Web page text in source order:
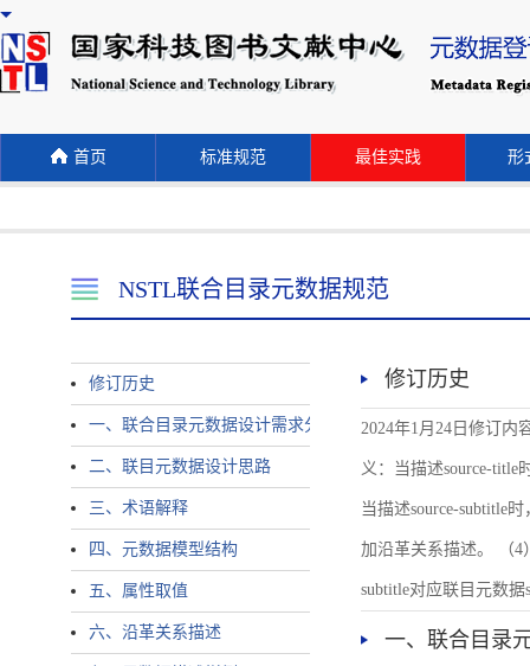
首页 标准规范 最佳实践 形
NSTL联合目录元数据规范
修订历史
一、联合目录元数据设计需求分析
二、联目元数据设计思路
三、术语解释
四、元数据模型结构
五、属性取值
六、沿革关系描述
修订历史
2024年1月24日修订内
义：当描述source-title
当描述source-subtitle
加沿革关系描述。 （4
subtitle对应联目元数据
一、联合目录